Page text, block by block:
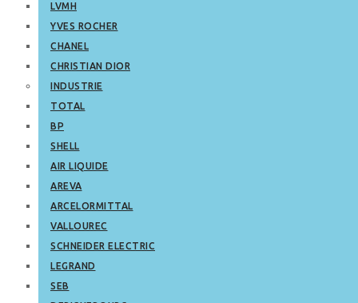
LVMH
YVES ROCHER
CHANEL
CHRISTIAN DIOR
INDUSTRIE
TOTAL
BP
SHELL
AIR LIQUIDE
AREVA
ARCELORMITTAL
VALLOUREC
SCHNEIDER ELECTRIC
LEGRAND
SEB